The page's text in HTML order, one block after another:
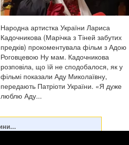
Народна артистка України Лариса
Кадочникова (Марічка з Тіней забутих
предків) прокоментувала фільм з Адою
Роговцевою Ну мам. Кадочникова
розповіла, що їй не сподобалося, як у
фільмі показали Аду Миколаївну,
передають Патріоти України. «Я дуже
люблю Аду...